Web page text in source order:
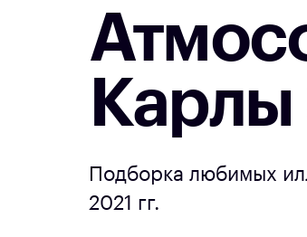
Подборка любимых
2021 гг.